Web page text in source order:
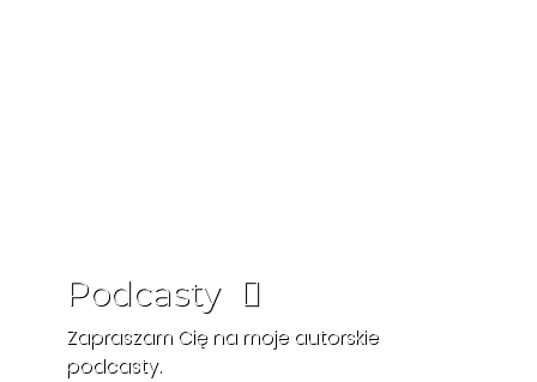
Podcasty
Zapraszam Cię na moje autorskie
podcasty.